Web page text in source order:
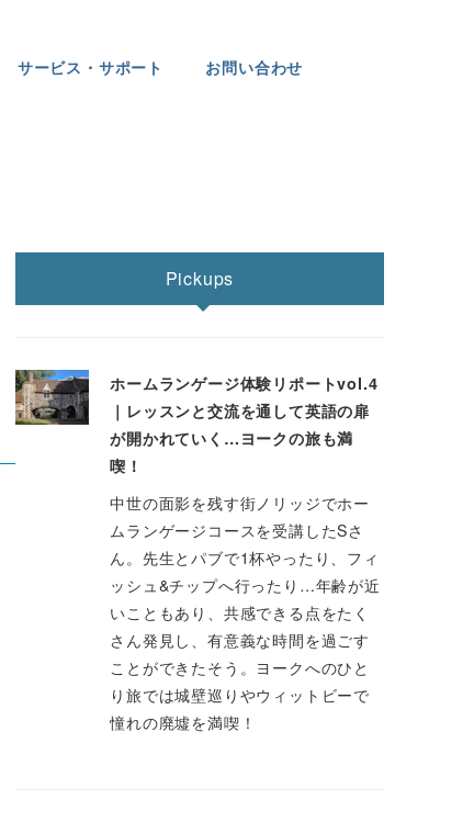
サービス・サポート お問い合わせ
Pickups
ホームランゲージ体験リポートvol.4
｜レッスンと交流を通して英語の扉
が開かれていく…ヨークの旅も満
喫！
中世の面影を残す街ノリッジでホー
ムランゲージコースを受講したSさ
ん。先生とパブで1杯やったり、フィ
ッシュ&チップへ行ったり…年齢が近
いこともあり、共感できる点をたく
さん発見し、有意義な時間を過ごす
ことができたそう。ヨークへのひと
り旅では城壁巡りやウィットビーで
憧れの廃墟を満喫！